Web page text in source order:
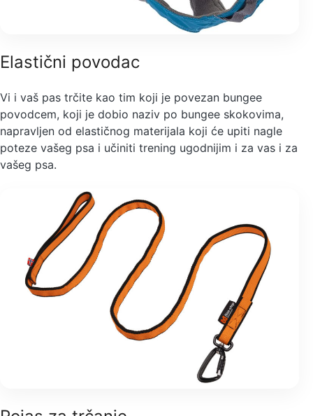
Elastični povodac
Vi i vaš pas trčite kao tim koji je povezan bungee
povodcem, koji je dobio naziv po bungee skokovima,
napravljen od elastičnog materijala koji će upiti nagle
poteze vašeg psa i učiniti trening ugodnijim i za vas i za
vašeg psa.